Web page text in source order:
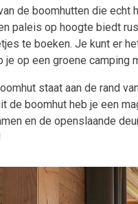
de boomhutten die echt
paleis op hoogte biedt
te boeken. Je kunt er
je op een groene camping
staat aan de rand
de boomhut heb je een
en de openslaande